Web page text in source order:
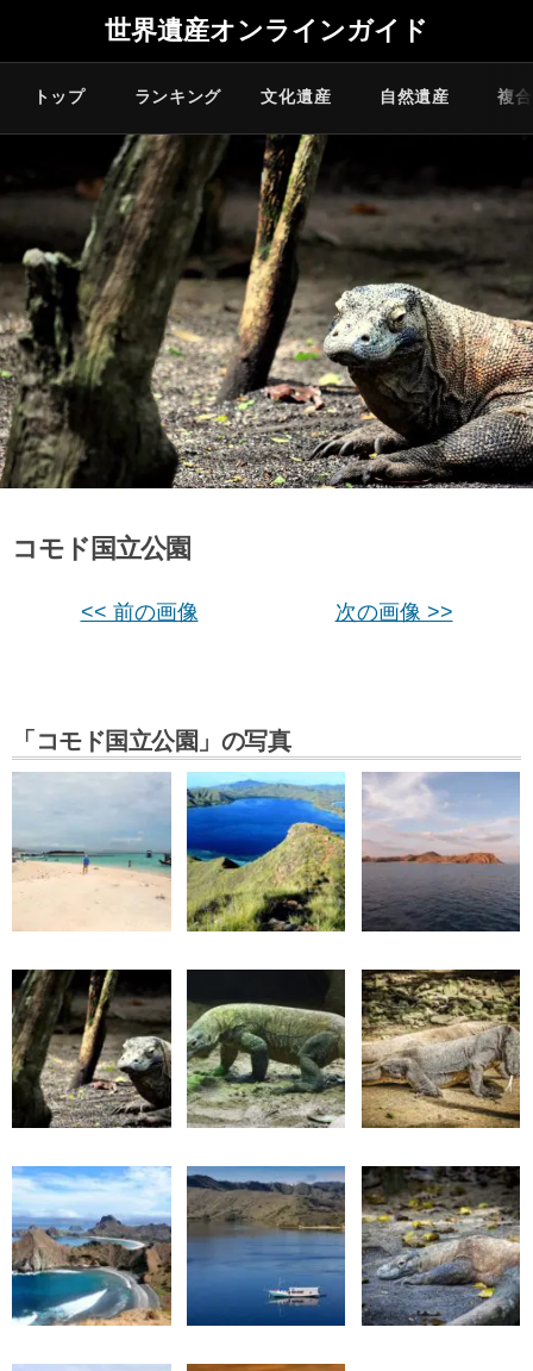
世界遺産オンラインガイド
トップ ランキング 文化遺産 自然遺産 複
コモド国立公園
<< 前の画像 次の画像 >>
「コモド国立公園」の写真